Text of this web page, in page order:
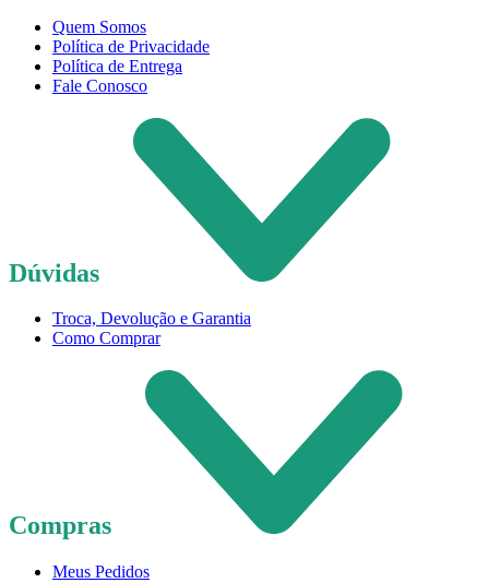
Quem Somos
Política de Privacidade
Política de Entrega
Fale Conosco
Dúvidas
Troca, Devolução e Garantia
Como Comprar
Compras
Meus Pedidos